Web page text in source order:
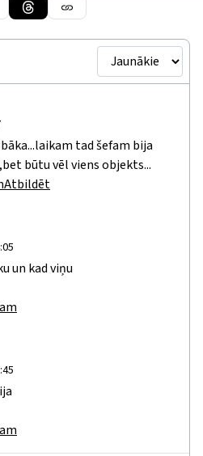
tad šefam bija
būtu vēl viens objekts...
Atbildēt
un kad viņu